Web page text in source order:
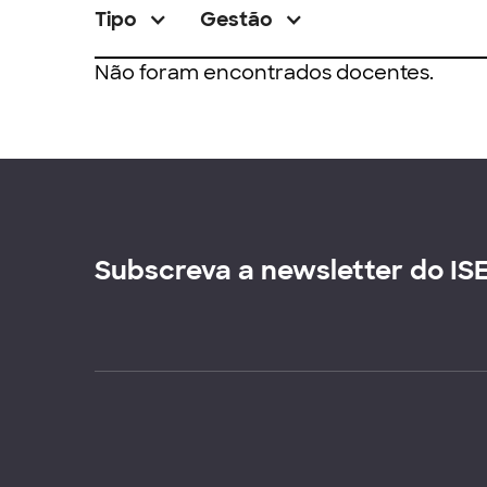
Tipo Gestão
Não foram encontrados docentes.
Subscreva a newsletter do